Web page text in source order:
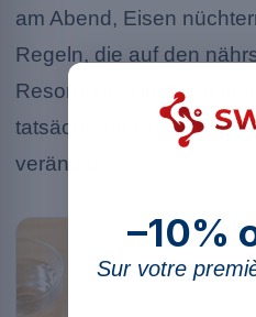
am Abend, Eisen
Regeln, die auf den
Resorptionskinetiken
tatsächliche Wirkung,
verändern.
–10%
Sur votre